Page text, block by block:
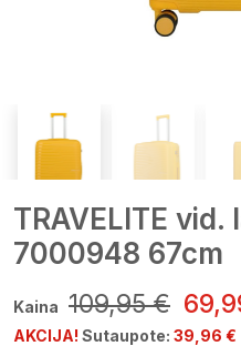
TRAVELITE
7000948 67cm
Kaina 109,95 €
AKCIJA! Sutaupote: 39,96 €